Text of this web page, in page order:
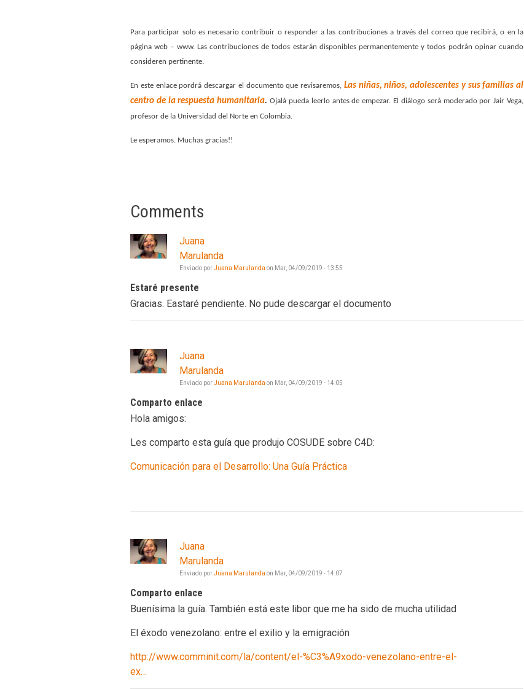
Para participar solo es necesario contribuir o responder a las contribuciones a través del correo que recibirá, o en la
página web – www. Las contribuciones de todos estarán disponibles permanentemente y todos podrán opinar cuando
consideren pertinente.
En este enlace pordrá descargar el documento que revisaremos, Las niñas, niños, adolescentes y sus familias al
centro de la respuesta humanitaria.Ojalá pueda leerlo antes de empezar. El diálogo será moderado por Jair Vega,
profesor de la Universidad del Norte en Colombia.
Le esperamos. Muchas gracias!!
Comments
Juana
Marulanda
Enviado porJuana Marulanda on Mar, 04/09/2019 - 13:55
Estaré presente
Gracias. Eastaré pendiente. No pude descargar el documento
Juana
Marulanda
Enviado porJuana Marulanda on Mar, 04/09/2019 - 14:05
Comparto enlace
Hola amigos:
Les comparto esta guía que produjo COSUDE sobre C4D:
Comunicación para el Desarrollo: Una Guía Práctica
Juana
Marulanda
Enviado porJuana Marulanda on Mar, 04/09/2019 - 14:07
Comparto enlace
Buenísima la guía. También está este libor que me ha sido de mucha utilidad
El éxodo venezolano: entre el exilio y la emigración
http://www.comminit.com/la/content/el-%C3%A9xodo-venezolano-entre-el-
ex…